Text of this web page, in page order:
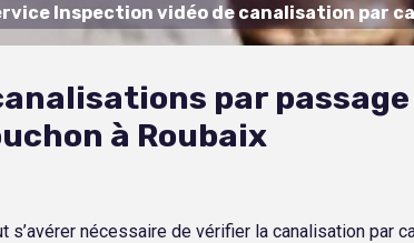
Inspection vidéo de canalisation par
par
à Roubaix
s’avérer nécessaire de vérifier la canalisation par